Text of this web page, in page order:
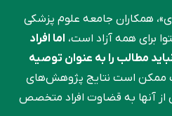
همکاران جامعه علوم ‌پزشکی
برای همه آزاد است، اما افراد
مطالب را به عنوان توصیه
ممکن است نتایج پژوهش‌های
از آنها به قضاوت افراد متخصص